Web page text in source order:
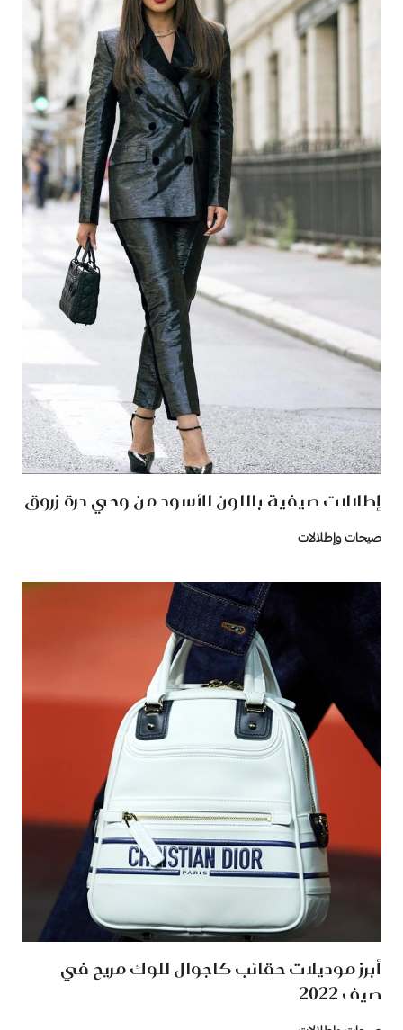
إطلالات صيفية باللون الأسود من وحي درة زروق
صيحات وإطلالات
أبرز موديلات حقائب كاجوال للوك مريح في
صيف 2022